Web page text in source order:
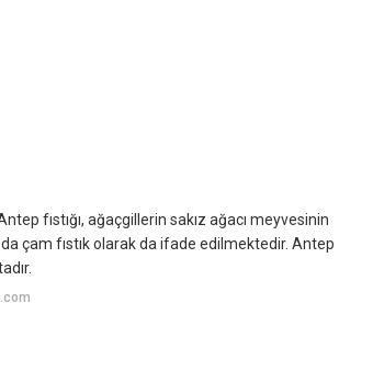
fıstığı, ağaçgillerin sakız ağacı meyvesinin
çam fıstık olarak da ifade edilmektedir. Antep